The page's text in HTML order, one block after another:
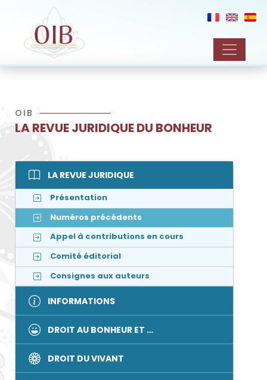
OIB
LA REVUE JURIDIQUE DU BONHEUR
LA REVUE JURIDIQUE
Présentation
Numéros précédents
Appel à contributions en cours
Comité éditorial
Consignes aux auteurs
INFORMATIONS
DROIT AU BONHEUR ET …
DROIT DU VIVANT